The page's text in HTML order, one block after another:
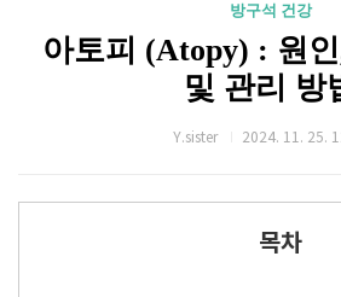
방구석 건강
아토피 (Atopy) : 원
및 관리 방
Y.sister 2024. 11. 25.
목차